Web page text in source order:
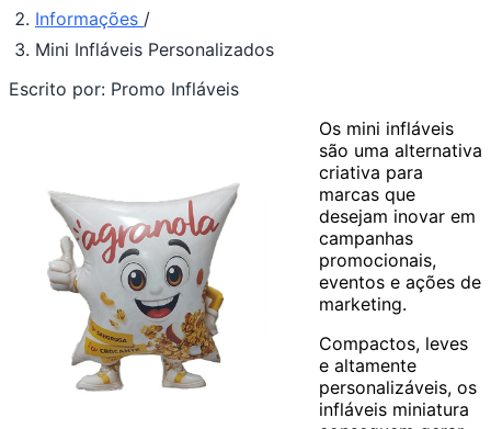
Informações /
Mini Infláveis Personalizados
Escrito por: Promo Infláveis
Os mini infláveis
são uma alternativa
criativa para
marcas que
desejam inovar em
campanhas
promocionais,
eventos e ações de
marketing.
Compactos, leves
e altamente
personalizáveis, os
infláveis miniatura